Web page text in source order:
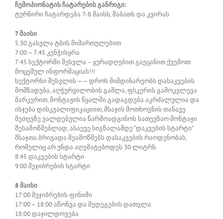
ჩემოპიონატის ჩატარების განრიგი:
ტურნირი ჩატარდება 7-8 მაისს, შაბათს და კვირას
7 მაისი
5:30 გასვლა ტბის მიმართულებით
7:00 – 7:45 კენჭისყრა
7:45 სექტორში შესვლა – ყურადღებით გაეცანით ქვემოთ
მოცემულ ინფორმაციას!!!
სექტორსი შესვლის —— დროს მიმდინარეობს დასაკვების
მომზადება, აღჭურვილობის გაშლა, ფსკერის გამოკვლევა
მარკერით, მონტაჟის წყალში გადაგდება აკრძალულია და
ისჯება დისკვალიფიკაციით, მსაჯის მოთხოვნის თანავე
მეთევზე ვალდებულია წარმოადგინოს სათევზაო მონტაჟი
შესამოწმებლად, ასაევე სიგნალამდე “დაკვების სტარტი”
მსაჯთა ბრიგადა შეამოწმებს დასაკვების რაოდენობას,
რომელიც არ უნდა აღემატებოდეს 30 ლიტრს.
8:45 დაკვების სტარტი
9:00 შეჯიბრების სტარტი
8 მაისი
17:00 შეჯიბრების ფინიში
17:00 – 18:00 აწონვა და შედეგების დათვლა
18:00 დაჯილდოვება